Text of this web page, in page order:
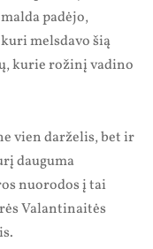
padėjo,
melsdavo šią
kurie rožinį vadino
vien darželis, bet ir
dauguma
nuorodos į tai
Valantinaitės